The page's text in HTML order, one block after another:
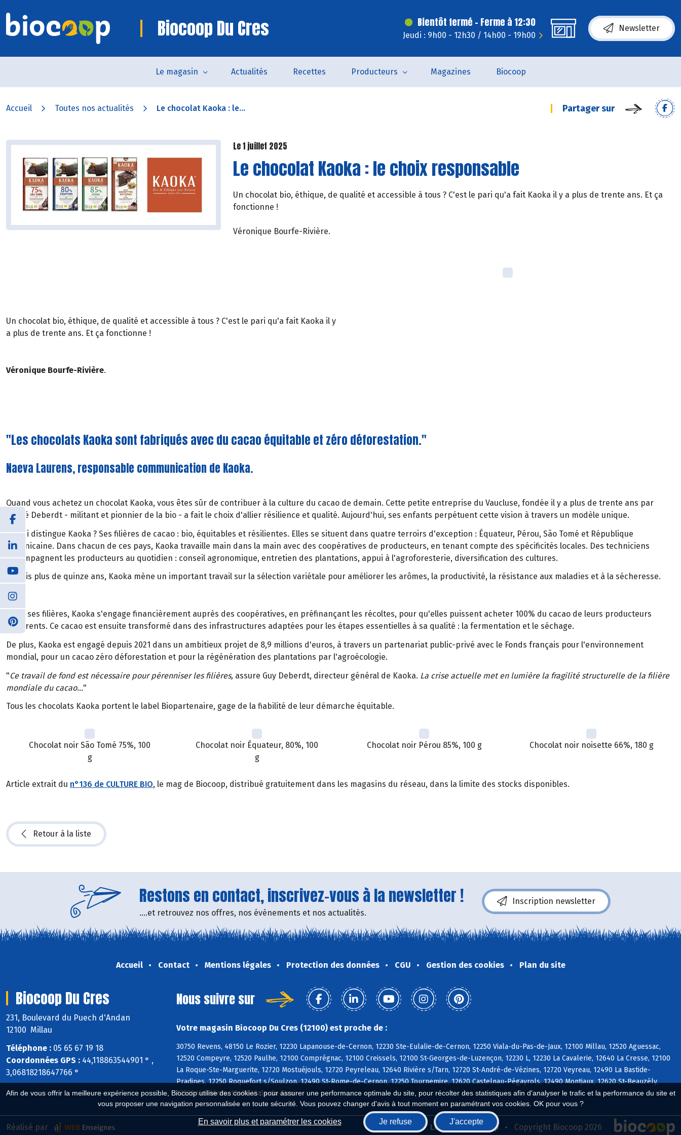
Afin de vous offrir la meilleure expérience possible, Biocoop utilise des cookies : pour assurer une performance optimale du site, pour récolter des statistiques afin d'analyser le trafic et la performance du site et
vous proposer une navigation personnalisée en toute sécurité. Vous pouvez changer d'avis à tout moment en paramétrant vos cookies. OK pour vous ?
En savoir plus et paramétrer les cookies Je refuse J'accepte
Biocoop Du Cres Bientôt fermé - Ferme à 12:30
Jeudi : 9h00 - 12h30 / 14h00 - 19h00
Newsletter
Le magasin Actualités Recettes Producteurs Magazines Biocoop
Accueil Toutes nos actualités Le chocolat Kaoka : le... Partager sur
Le 1 juillet 2025
Le chocolat Kaoka : le choix responsable
Un chocolat bio, éthique, de qualité et accessible à tous ? C'est le pari qu'a fait Kaoka il y a plus de trente ans. Et ça
fonctionne !
Véronique Bourfe-Rivière.
Un chocolat bio, éthique, de qualité et accessible à tous ? C'est le pari qu'a fait Kaoka il y
a plus de trente ans. Et ça fonctionne !
Véronique Bourfe-Rivière.
"Les chocolats Kaoka sont fabriqués avec du cacao équitable et zéro déforestation."
Naeva Laurens, responsable communication de Kaoka.
Quand vous achetez un chocolat Kaoka, vous êtes sûr de contribuer à la culture du cacao de demain. Cette petite entreprise du Vaucluse, fondée il y a plus de trente ans par
André Deberdt - militant et pionnier de la bio - a fait le choix d'allier résilience et qualité. Aujourd'hui, ses enfants perpétuent cette vision à travers un modèle unique.
Ce qui distingue Kaoka ? Ses filières de cacao : bio, équitables et résilientes. Elles se situent dans quatre terroirs d'exception : Équateur, Pérou, São Tomé et République
dominicaine. Dans chacun de ces pays, Kaoka travaille main dans la main avec des coopératives de producteurs, en tenant compte des spécificités locales. Des techniciens
accompagnent les producteurs au quotidien : conseil agronomique, entretien des plantations, appui à l'agroforesterie, diversification des cultures.
Depuis plus de quinze ans, Kaoka mène un important travail sur la sélection variétale pour améliorer les arômes, la productivité, la résistance aux maladies et à la sécheresse.
Dans ses filières, Kaoka s'engage financièrement auprès des coopératives, en préfinançant les récoltes, pour qu'elles puissent acheter 100% du cacao de leurs producteurs
adhérents. Ce cacao est ensuite transformé dans des infrastructures adaptées pour les étapes essentielles à sa qualité : la fermentation et le séchage.
De plus, Kaoka est engagé depuis 2021 dans un ambitieux projet de 8,9 millions d'euros, à travers un partenariat public-privé avec le Fonds français pour l'environnement
mondial, pour un cacao zéro déforestation et pour la régénération des plantations par l'agroécologie.
"Ce travail de fond est nécessaire pour pérenniser les filières, assure Guy Deberdt, directeur général de Kaoka. La crise actuelle met en lumière la fragilité structurelle de la filière
mondiale du cacao..."
Tous les chocolats Kaoka portent le label Biopartenaire, gage de la fiabilité de leur démarche équitable.
Chocolat noir São Tomé 75%, 100
g
Chocolat noir Équateur, 80%, 100
g
Chocolat noir Pérou 85%, 100 g Chocolat noir noisette 66%, 180 g
Article extrait du n°136 de CULTURE BIO, le mag de Biocoop, distribué gratuitement dans les magasins du réseau, dans la limite des stocks disponibles.
Retour à la liste
Restons en contact, inscrivez-vous à la newsletter !
....et retrouvez nos offres, nos événements et nos actualités.
Inscription newsletter
Accueil Contact Mentions légales Protection des données CGU Gestion des cookies Plan du site
Biocoop Du Cres
231, Boulevard du Puech d'Andan
12100 Millau
Téléphone : 05 65 67 19 18
Coordonnées GPS : 44,118863544901 ° ,
3,06818218647766 °
Nous suivre sur
Votre magasin Biocoop Du Cres (12100) est proche de :
30750 Revens, 48150 Le Rozier, 12230 Lapanouse-de-Cernon, 12230 Ste-Eulalie-de-Cernon, 12250 Viala-du-Pas-de-Jaux, 12100 Millau, 12520 Aguessac,
12520 Compeyre, 12520 Paulhe, 12100 Comprégnac, 12100 Creissels, 12100 St-Georges-de-Luzençon, 12230 L, 12230 La Cavalerie, 12640 La Cresse, 12100
La Roque-Ste-Marguerite, 12720 Mostuéjouls, 12720 Peyreleau, 12640 Rivière s/Tarn, 12720 St-André-de-Vézines, 12720 Veyreau, 12490 La Bastide-
Pradines, 12250 Roquefort s/Soulzon, 12490 St-Rome-de-Cernon, 12250 Tournemire, 12620 Castelnau-Pégayrols, 12490 Montjaux, 12620 St-Beauzély,
12520 Verrières, 12490 Viala-du-Tarn
Biocoop.fr Le réseau Biocoop Copyright Biocoop 2026
Réalisé par